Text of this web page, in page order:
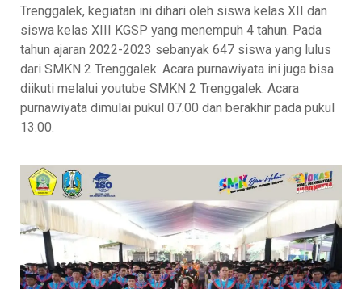
Trenggalek, kegiatan ini dihari oleh siswa kelas XII dan
siswa kelas XIII KGSP yang menempuh 4 tahun. Pada
tahun ajaran 2022-2023 sebanyak 647 siswa yang lulus
dari SMKN 2 Trenggalek. Acara purnawiyata ini juga bisa
diikuti melalui youtube SMKN 2 Trenggalek. Acara
purnawiyata dimulai pukul 07.00 dan berakhir pada pukul
13.00.